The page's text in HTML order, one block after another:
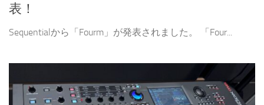
表！
Sequentialから「Fourm」が発表されました。 「Four...